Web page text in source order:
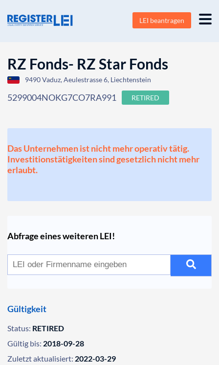
LEI beantragen
RZ Fonds- RZ Star Fonds
9490 Vaduz, Aeulestrasse 6, Liechtenstein
5299004NOKG7CO7RA991 RETIRED
Das Unternehmen ist nicht mehr operativ tätig.
Investitionstätigkeiten sind gesetzlich nicht mehr
erlaubt.
Abfrage eines weiteren LEI!
Gültigkeit
Status: RETIRED
Gültig bis: 2018-09-28
Zuletzt aktualisiert: 2022-03-29